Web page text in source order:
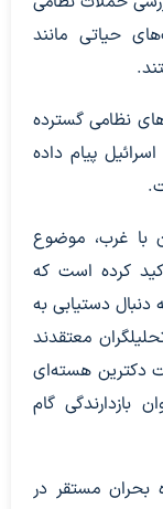
حیاتی مانند
نظامی گسترده
پیام داده
با غرب، موضوع
کرده است که
دستیابی به
معتقدند
دکترین هسته‌ای
گام
بحران مستقر در